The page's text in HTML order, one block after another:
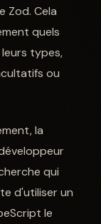
Zod. Cela
quels
types,
ou
la
qui
d'utiliser un
le